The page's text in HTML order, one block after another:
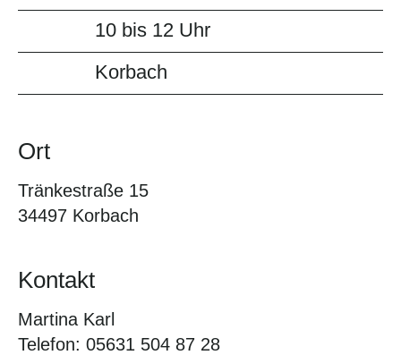
10 bis 12 Uhr
Korbach
Ort
Tränkestraße 15
34497 Korbach
Kontakt
Martina Karl
Telefon: 05631 504 87 28